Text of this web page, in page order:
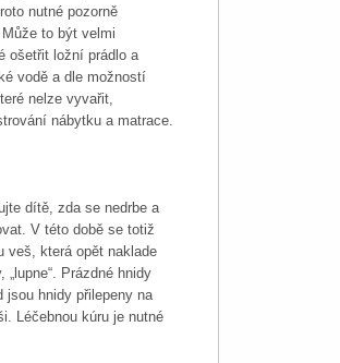
nutné pozorně
to být velmi
ošetřit ložní prádlo a
vodě a dle možností
nelze vyvařit,
nábytku a matrace.
dítě, zda se nedrbe a
V této době se totiž
veš, která opět naklade
Prázdné hnidy
hnidy přilepeny na
Léčebnou kúru je nutné